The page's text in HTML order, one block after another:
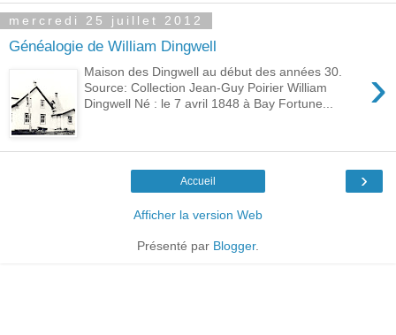
mercredi 25 juillet 2012
Généalogie de William Dingwell
›
Maison des Dingwell au début des années 30.
Source: Collection Jean-Guy Poirier William
Dingwell Né : le 7 avril 1848 à Bay Fortune...
›
Accueil
Afficher la version Web
Présenté par Blogger.